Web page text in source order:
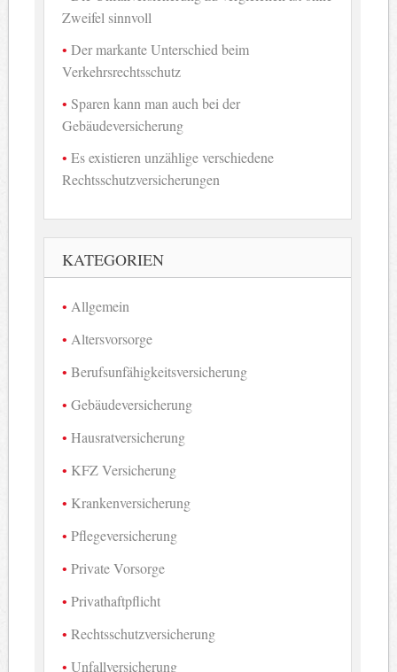
Zweifel sinnvoll
Der markante Unterschied beim
Verkehrsrechtsschutz
Sparen kann man auch bei der
Gebäudeversicherung
Es existieren unzählige verschiedene
Rechtsschutzversicherungen
KATEGORIEN
Allgemein
Altersvorsorge
Berufsunfähigkeitsversicherung
Gebäudeversicherung
Hausratversicherung
KFZ Versicherung
Krankenversicherung
Pflegeversicherung
Private Vorsorge
Privathaftpflicht
Rechtsschutzversicherung
Unfallversicherung